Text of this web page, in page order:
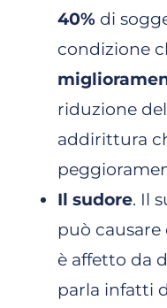
40% di
condizione
riduzione
addirittura
Il sudore. Il
può
è affetto da
parla infatti